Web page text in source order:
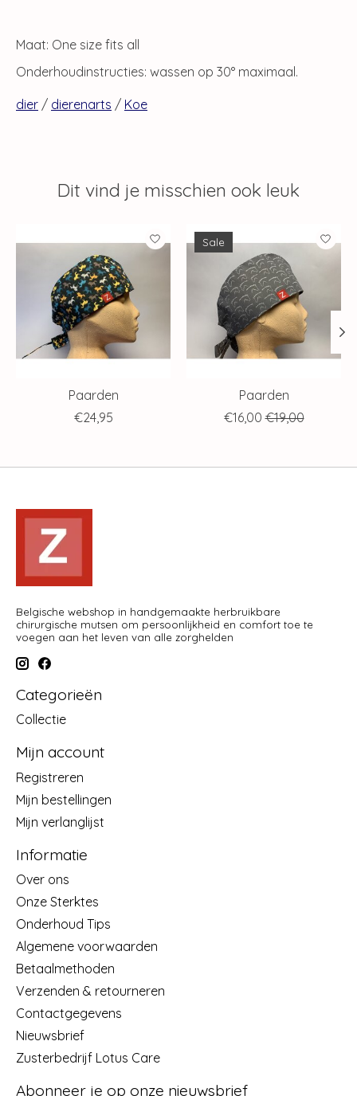
Maat: One size fits all
Onderhoudinstructies: wassen op 30° maximaal.
dier / dierenarts / Koe
Dit vind je misschien ook leuk
Items van productcarrousel
Paarden
€24,95
Sale
Paarden
€16,00 €19,00
Belgische webshop in handgemaakte herbruikbare
chirurgische mutsen om persoonlijkheid en comfort toe te
voegen aan het leven van alle zorghelden
Categorieën
Collectie
Mijn account
Registreren
Mijn bestellingen
Mijn verlanglijst
Informatie
Over ons
Onze Sterktes
Onderhoud Tips
Algemene voorwaarden
Betaalmethoden
Verzenden & retourneren
Contactgegevens
Nieuwsbrief
Zusterbedrijf Lotus Care
Abonneer je op onze nieuwsbrief